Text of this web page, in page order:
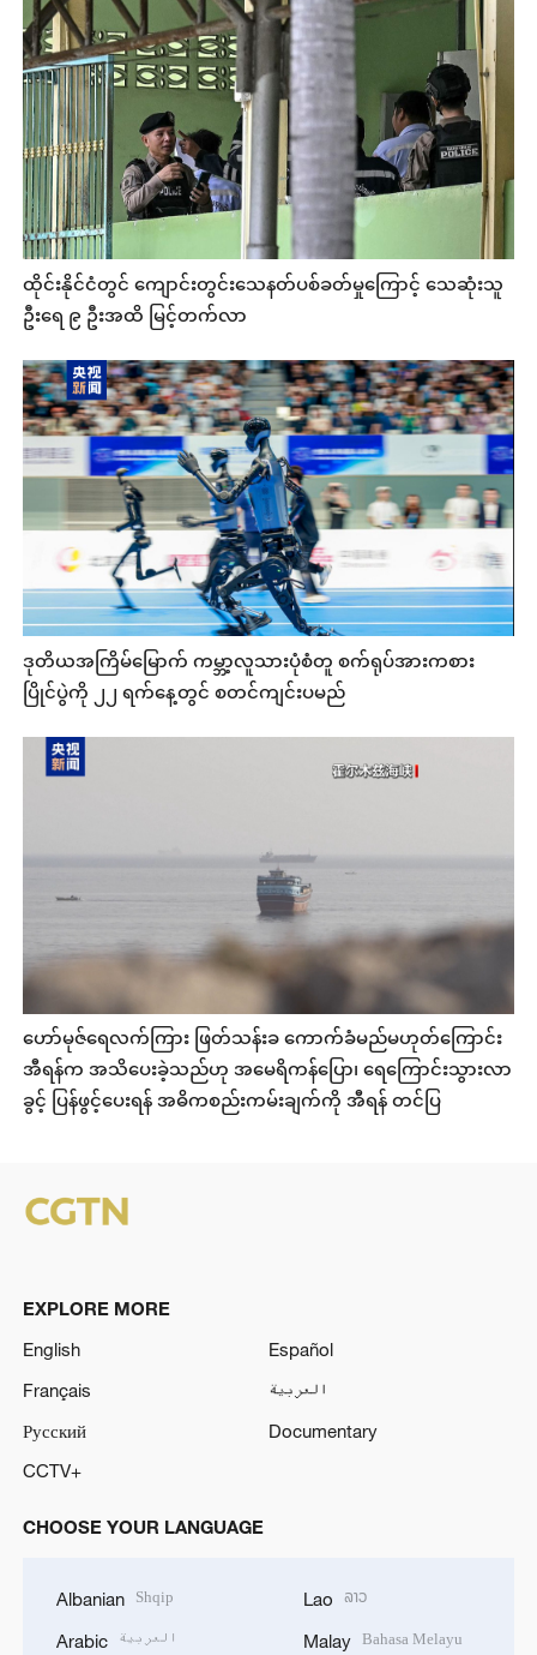
ထိုင်းနိုင်ငံတွင် ကျောင်းတွင်းသေနတ်ပစ်ခတ်မှုကြောင့် သေဆုံးသူ
ဦးရေ ၉ ဦးအထိ မြင့်တက်လာ
ဒုတိယအကြိမ်မြောက် ကမ္ဘာ့လူသားပုံစံတူ စက်ရုပ်အားကစား
ပြိုင်ပွဲကို ၂၂ ရက်နေ့တွင် စတင်ကျင်းပမည်
ဟော်မုဇ်ရေလက်ကြား ဖြတ်သန်းခ ကောက်ခံမည်မဟုတ်ကြောင်း
အီရန်က အသိပေးခဲ့သည်ဟု အမေရိကန်ပြော၊ ရေကြောင်းသွားလာ
ခွင့် ပြန်ဖွင့်ပေးရန် အဓိကစည်းကမ်းချက်ကို အီရန် တင်ပြ
EXPLORE MORE
English
Español
Français
العربية
Русский
Documentary
CCTV+
CHOOSE YOUR LANGUAGE
Albanian Shqip
Arabic العربية
Lao ລາວ
Malay Bahasa Melayu